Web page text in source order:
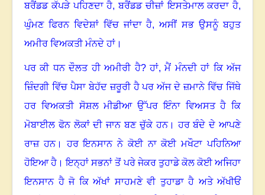
ਬਰੈਂਡਡ ਕੱਪੜੇ ਪਹਿਣਦਾ ਹੈ,ਬਰੈਂਡਡ ਚੀਜ਼ਾਂ ਇਸਤੇਮਾਲ ਕਰਦਾ ਹੈ,
ਘੁੰਮਣ ਫਿਰਨ ਵਿਦੇਸ਼ਾਂ ਵਿੱਚ ਜਾਂਦਾ ਹੈ,ਅਸੀਂ ਸਭ ਉਸਨੂੰ ਬਹੁਤ
ਅਮੀਰ ਵਿਅਕਤੀ ਮੰਨਦੇ ਹਾਂ।
ਪਰ ਕੀ ਧਨ ਦੌਲਤ ਹੀ ਅਮੀਰੀ ਹੈ?ਹਾਂ,ਮੈਂ ਮੰਨਦੀ ਹਾਂ ਕਿ ਅੱਜ
ਜ਼ਿੰਦਗੀ ਵਿੱਚ ਪੈਸਾ ਬੇਹੱਦ ਜ਼ਰੂਰੀ ਹੈ ਪਰ ਅੱਜ ਦੇ ਜ਼ਮਾਨੇ ਵਿੱਚ ਜਿੱਥੇ
ਹਰ ਵਿਅਕਤੀ ਸੋਸ਼ਲ ਮੀਡੀਆ ਉੱਪਰ ਇੰਨਾ ਵਿਅਸਤ ਹੈ ਕਿ
ਮੋਬਾਈਲ ਫੋਨ ਲੋਕਾਂ ਦੀ ਜਾਨ ਬਣ ਚੁੱਕੇ ਹਨ। ਹਰ ਬੰਦੇ ਦੇ ਆਪਣੇ
ਰਾਜ਼ ਹਨ। ਹਰ ਇਨਸਾਨ ਨੇ ਕੋਈ ਨਾ ਕੋਈ ਮਖੌਟਾ ਪਹਿਨਿਆ
ਹੋਇਆ ਹੈ। ਇਨ੍ਹਾਂ ਸਭਨਾਂ ਤੋਂ ਪਰੇ ਜੇਕਰ ਤੁਹਾਡੇ ਕੋਲ ਕੋਈ ਅਜਿਹਾ
ਇਨਸਾਨ ਹੈ ਜੋ ਕਿ ਅੱਖਾਂ ਸਾਹਮਣੇ ਵੀ ਤੁਹਾਡਾ ਹੈ ਅਤੇ ਅੱਖੀਓਂ